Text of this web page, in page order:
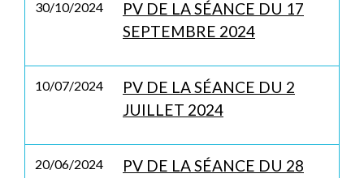
30/10/2024
PV DE LA SÉANCE DU 17
SEPTEMBRE 2024
10/07/2024
PV DE LA SÉANCE DU 2
JUILLET 2024
20/06/2024
PV DE LA SÉANCE DU 28